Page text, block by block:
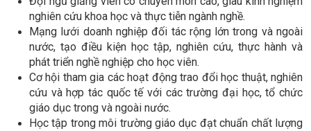
nghiên cứu khoa học và thực tiễn ngành nghề.
Mạng lưới doanh nghiệp đối tác rộng lớn trong và ngoài
nước, tạo điều kiện học tập, nghiên cứu, thực hành và
phát triển nghề nghiệp cho học viên.
Cơ hội tham gia các hoạt động trao đổi học thuật, nghiên
cứu và hợp tác quốc tế với các trường đại học, tổ chức
giáo dục trong và ngoài nước.
Học tập trong môi trường giáo dục đạt chuẩn chất lượng